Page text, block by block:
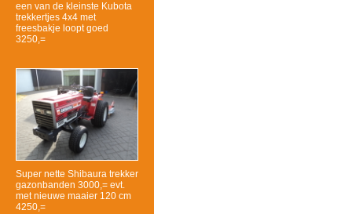
een van de kleinste Kubota
trekkertjes 4x4 met
freesbakje loopt goed
3250,=
Super nette Shibaura trekker
gazonbanden 3000,= evt.
met nieuwe maaier 120 cm
4250,=